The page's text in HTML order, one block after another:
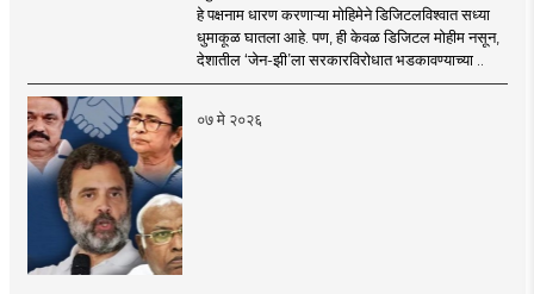
हे पक्षनाम धारण करणाऱ्या मोहिमेने डिजिटलविश्वात सध्या
धुमाकूळ घातला आहे. पण, ही केवळ डिजिटल मोहीम नसून,
देशातील ‌‘जेन-झी‌’ला सरकारविरोधात भडकावण्याच्या ..
०७ मे २०२६